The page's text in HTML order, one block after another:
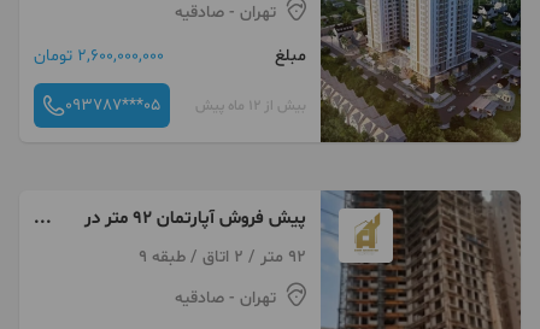
تهران - صادقیه
مبلغ
2,600,000,000 تومان
بیش از 12 ماه پیش 093787***05
پیش فروش آپارتمان 92 متر در
چیتگر مناسب سرمایه گذاری سند
تک برگ
92 متر / 2 اتاق / طبقه 9
تهران - صادقیه